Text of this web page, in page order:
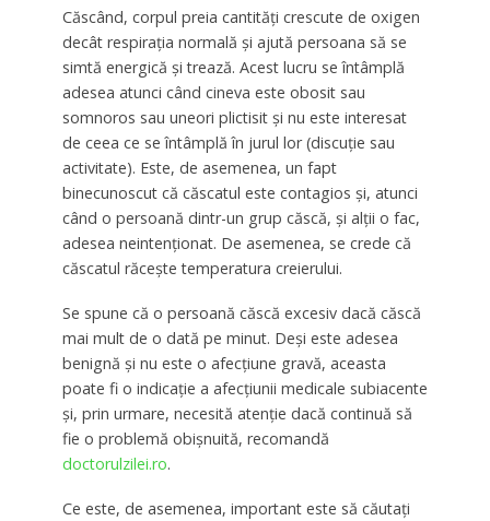
Căscând, corpul preia cantități crescute de oxigen
decât respirația normală și ajută persoana să se
simtă energică și trează. Acest lucru se întâmplă
adesea atunci când cineva este obosit sau
somnoros sau uneori plictisit și nu este interesat
de ceea ce se întâmplă în jurul lor (discuție sau
activitate). Este, de asemenea, un fapt
binecunoscut că căscatul este contagios și, atunci
când o persoană dintr-un grup căscă, și alții o fac,
adesea neintenționat. De asemenea, se crede că
căscatul răcește temperatura creierului.
Se spune că o persoană căscă excesiv dacă căscă
mai mult de o dată pe minut. Deși este adesea
benignă și nu este o afecțiune gravă, aceasta
poate fi o indicație a afecțiunii medicale subiacente
și, prin urmare, necesită atenție dacă continuă să
fie o problemă obișnuită, recomandă
doctorulzilei.ro.
Ce este, de asemenea, important este să căutați